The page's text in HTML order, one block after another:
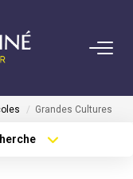
Grandes Cultures